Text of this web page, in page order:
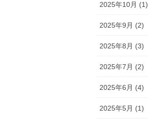
2025年10月 (1)
2025年9月 (2)
2025年8月 (3)
2025年7月 (2)
2025年6月 (4)
2025年5月 (1)